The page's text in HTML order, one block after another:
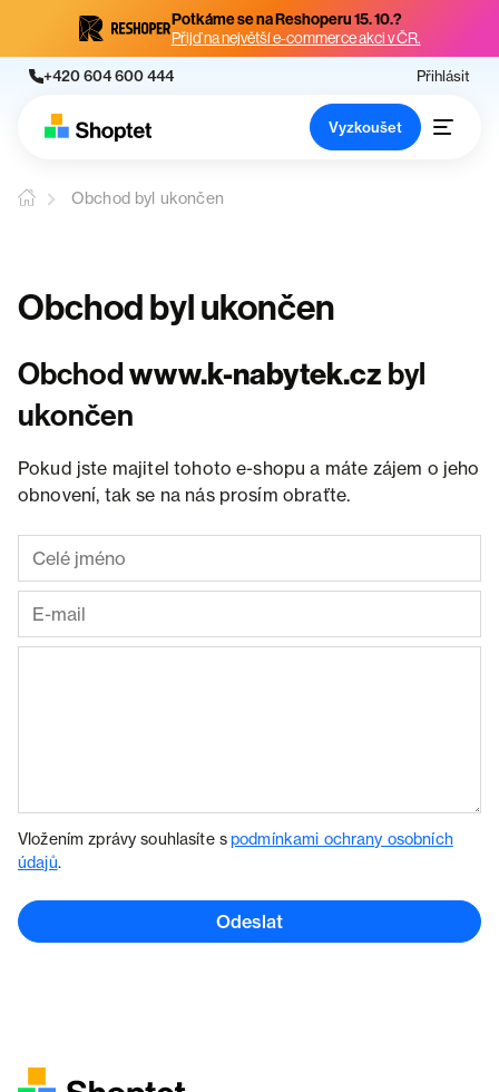
Potkáme se na Reshoperu 15. 10.?
Přijď na největší e-commerce akci v ČR.
+420 604 600 444 Přihlásit
Vyzkoušet
Obchod byl ukončen
Obchod byl ukončen
Obchodwww.k-nabytek.cz byl
ukončen
Pokud jste majitel tohoto e-shopu a máte zájem o jeho
obnovení, tak se na nás prosím obraťte.
Vložením zprávy souhlasíte spodmínkami ochrany osobních
údajů.
Odeslat